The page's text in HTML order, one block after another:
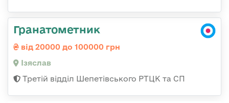
Гранатометник
від 20000 до 100000 грн
Ізяслав
Третій відділ Шепетівського РТЦК та СП